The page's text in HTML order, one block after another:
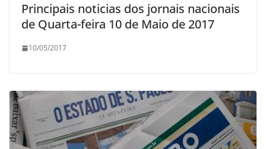
Principais noticias dos jornais nacionais
de Quarta-feira 10 de Maio de 2017
10/05/2017